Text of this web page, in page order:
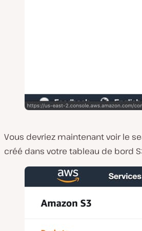
Vous devriez maintenant voir le
créé dans votre tableau de bord